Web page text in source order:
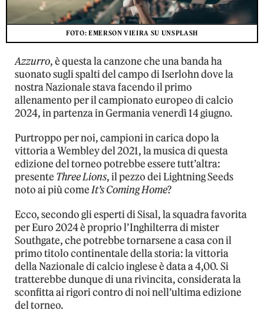
FOTO: EMERSON VIEIRA SU UNSPLASH
Azzurro, è questa la canzone che una banda ha
suonato sugli spalti del campo di Iserlohn dove la
nostra Nazionale stava facendo il primo
allenamento per il campionato europeo di calcio
2024, in partenza in Germania venerdì 14 giugno.
Purtroppo per noi, campioni in carica dopo la
vittoria a Wembley del 2021, la musica di questa
edizione del torneo potrebbe essere tutt’altra:
presente Three Lions, il pezzo dei Lightning Seeds
noto ai più comeIt’s Coming Home?
Ecco, secondo gli esperti di Sisal, la squadra favorita
per Euro 2024 è proprio l’Inghilterra di mister
Southgate, che potrebbe tornarsene a casa con il
primo titolo continentale della storia: la vittoria
della Nazionale di calcio inglese è data a 4,00. Si
tratterebbe dunque di una rivincita, considerata la
sconfitta ai rigori contro di noi nell’ultima edizione
del torneo.